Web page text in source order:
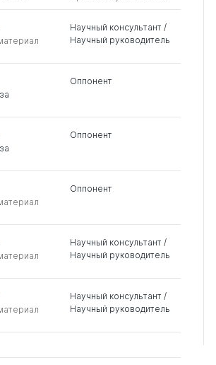
Научный консультант /
Научный руководитель
Оппонент
Оппонент
Оппонент
Научный консультант /
Научный руководитель
Научный консультант /
Научный руководитель